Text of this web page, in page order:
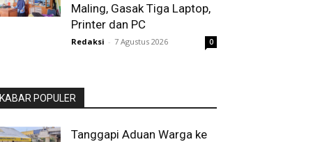
Maling, Gasak Tiga Laptop,
Printer dan PC
Redaksi - 7 Agustus 2026 0
KABAR POPULER
Tanggapi Aduan Warga ke